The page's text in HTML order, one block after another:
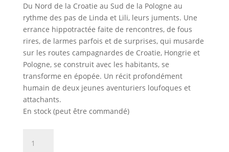
Du Nord de la Croatie au Sud de la Pologne au
rythme des pas de Linda et Lili, leurs juments. Une
errance hippotractée faite de rencontres, de fous
rires, de larmes parfois et de surprises, qui musarde
sur les routes campagnardes de Croatie, Hongrie et
Pologne, se construit avec les habitants, se
transforme en épopée. Un récit profondément
humain de deux jeunes aventuriers loufoques et
attachants.
En stock (peut être commandé)